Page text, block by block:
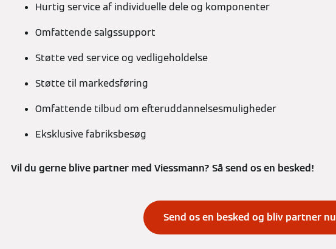
Hurtig service af individuelle dele og komponenter
Omfattende salgssupport
Støtte ved service og vedligeholdelse
Støtte til markedsføring
Omfattende tilbud om efteruddannelsesmuligheder
Eksklusive fabriksbesøg
Vil du gerne blive partner med Viessmann? Så send os en besked!
Send os en besked og bliv partner nu